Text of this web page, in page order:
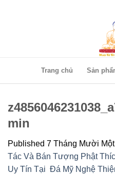
Trang chủ Sản
min
Published 7 Tháng Mười
Tác Và Bán Tượng Phật
Uy Tín Tại Đá Mỹ Nghệ